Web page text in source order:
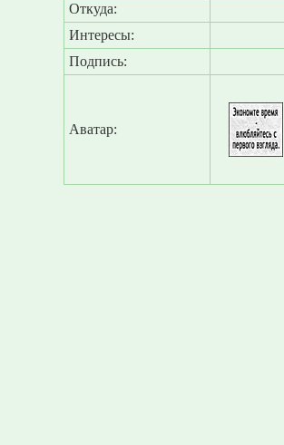
Откуда:
Интересы:
Подпись:
Аватар: